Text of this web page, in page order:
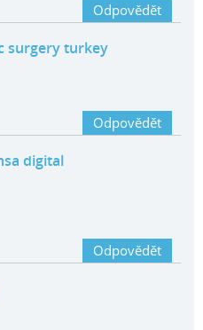
Odpovědět
surgery turkey
Odpovědět
digital
Odpovědět